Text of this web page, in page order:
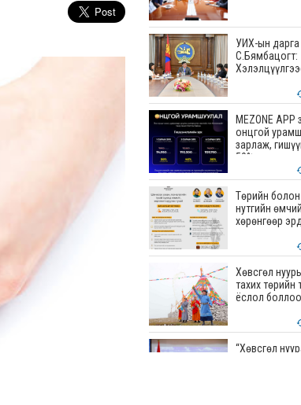
чадваруудыг
УИХ-ын дарга
С.Бямбацогт:
илүү бодит
MEZONE APP
онцгой
зарлаж,
50% хүртэлх
үзүүлж
Төрийн
нутгийн
хөрөнгөөр
ажил хийхэд
болон
баталгаа
Хөвсгөл
тахих төрийн
ёслол боллоо
“Хөвсгөл